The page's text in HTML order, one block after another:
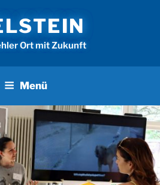
Ort mit Zukunft
Menü